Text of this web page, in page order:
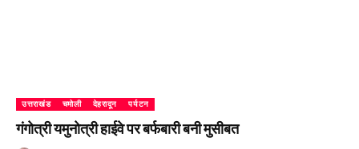
उत्तराखंड चमोली देहरादून पर्यटन
गंगोत्री यमुनोत्री हाईवे पर बर्फबारी बनी मुसीबत